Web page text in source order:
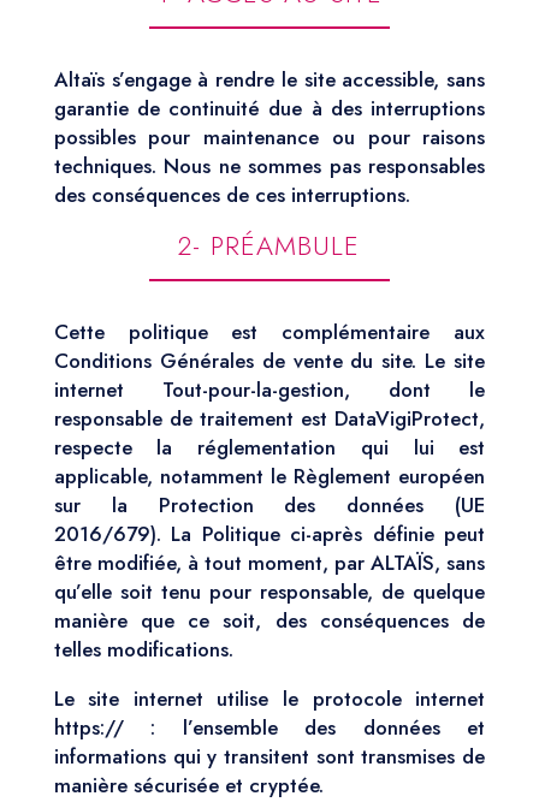
Altaïs s’engage à rendre le site accessible, sans
garantie de continuité due à des interruptions
possibles pour maintenance ou pour raisons
techniques. Nous ne sommes pas responsables
des conséquences de ces interruptions.
2- PRÉAMBULE
Cette politique est complémentaire aux
Conditions Générales de vente du site. Le site
internet Tout-pour-la-gestion, dont le
responsable de traitement est DataVigiProtect,
respecte la réglementation qui lui est
applicable, notamment le Règlement européen
sur la Protection des données (UE
2016/679). La Politique ci-après définie peut
être modifiée, à tout moment, par ALTAÏS, sans
qu’elle soit tenu pour responsable, de quelque
manière que ce soit, des conséquences de
telles modifications.
Le site internet utilise le protocole internet
https:// : l’ensemble des données et
informations qui y transitent sont transmises de
manière sécurisée et cryptée.